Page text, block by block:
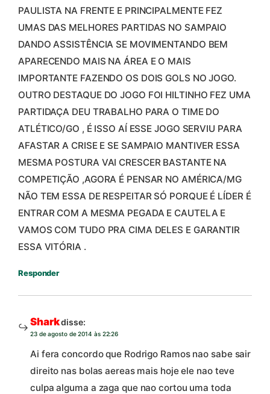
PAULISTA NA FRENTE E PRINCIPALMENTE FEZ
UMAS DAS MELHORES PARTIDAS NO SAMPAIO
DANDO ASSISTÊNCIA SE MOVIMENTANDO BEM
APARECENDO MAIS NA ÁREA E O MAIS
IMPORTANTE FAZENDO OS DOIS GOLS NO JOGO.
OUTRO DESTAQUE DO JOGO FOI HILTINHO FEZ UMA
PARTIDAÇA DEU TRABALHO PARA O TIME DO
ATLÉTICO/GO , É ISSO AÍ ESSE JOGO SERVIU PARA
AFASTAR A CRISE E SE SAMPAIO MANTIVER ESSA
MESMA POSTURA VAI CRESCER BASTANTE NA
COMPETIÇÃO ,AGORA É PENSAR NO AMÉRICA/MG
NÃO TEM ESSA DE RESPEITAR SÓ PORQUE É LÍDER É
ENTRAR COM A MESMA PEGADA E CAUTELA E
VAMOS COM TUDO PRA CIMA DELES E GARANTIR
ESSA VITÓRIA .
Responder
Sharkdisse:
23 de agosto de 2014 às 22:26
Ai fera concordo que Rodrigo Ramos nao sabe sair
direito nas bolas aereas mais hoje ele nao teve
culpa alguma a zaga que nao cortou uma toda